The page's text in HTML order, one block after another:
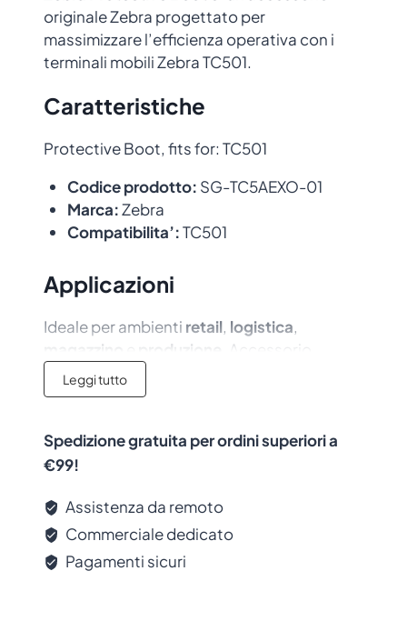
originale Zebra progettato per
massimizzare l’efficienza operativa con i
terminali mobili Zebra TC501.
Caratteristiche
Protective Boot, fits for: TC501
Codice prodotto: SG-TC5AEXO-01
Marca:Zebra
Compatibilita’:TC501
Applicazioni
Ideale per ambienti retail, logistica,
magazzino
produzione
. Accessorio
originale con garanzia del produttore.
Leggi tutto
Spedizione gratuita per ordini superiori a
€99!
Assistenza da remoto
Commerciale dedicato
Pagamenti sicuri